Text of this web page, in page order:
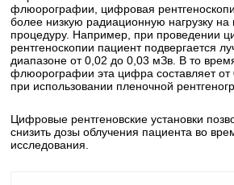
флюорографии, цифровая
более низкую радиационную нагрузку на
процедуру. Например, при проведении
рентгеноскопии пациент подвергается
диапазоне от 0,02 до 0,03 мЗв. В то
флюорографии эта цифра составляет
при использовании пленочной
Цифровые рентгеновские установки
снизить дозы облучения пациента во
исследования.